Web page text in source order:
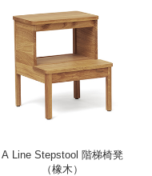
A Line Stepstool 階梯椅凳
（橡木）